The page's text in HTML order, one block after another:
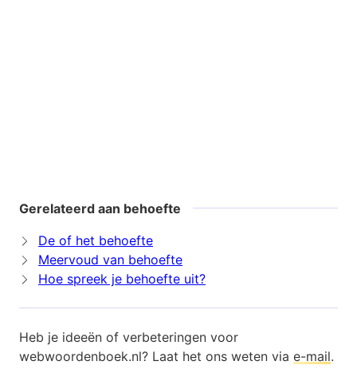
Gerelateerd aan behoefte
De of het behoefte
Meervoud van behoefte
Hoe spreek je behoefte uit?
Heb je ideeën of verbeteringen voor
webwoordenboek.nl? Laat het ons weten via e-mail.